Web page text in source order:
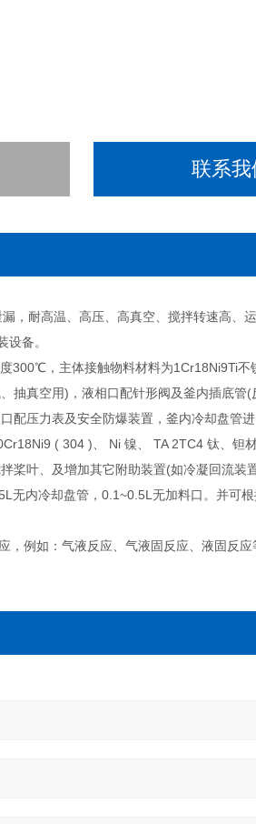
联系我
，耐高温、高压、高真空、搅拌转速高、运
备。
300℃，主体接触物料材料为1Cr18Ni9Ti不
抽真空用)，液相口配针形阀及釜内插底管(
配压力表及安全防爆装置，釜内冷却盘管
( 304 )、 Ni 镍、 TA 2TC4 钛、钽
桨叶、及增加其它附助装置(如冷凝回流装
无内冷却盘管，0.1~0.5L无加料口。并可
例如：气液反应、气液固反应、液固反